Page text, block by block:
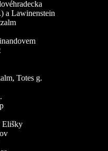
a Lawinenstein
Totes g.
Elišky